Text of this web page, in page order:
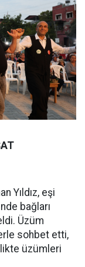
Yıldız, eşi
bağları
Üzüm
sohbet etti,
üzümleri